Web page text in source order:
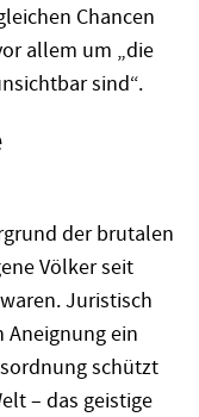
Chancen
allem um „die
sind“.
der brutalen
Völker seit
Juristisch
ein
schützt
– das geistige